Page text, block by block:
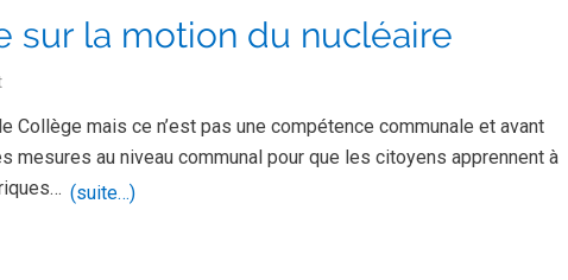
sur la motion du nucléaire
mais ce n’est pas une compétence communale et avant
au niveau communal pour que les citoyens apprennent à
(suite…)